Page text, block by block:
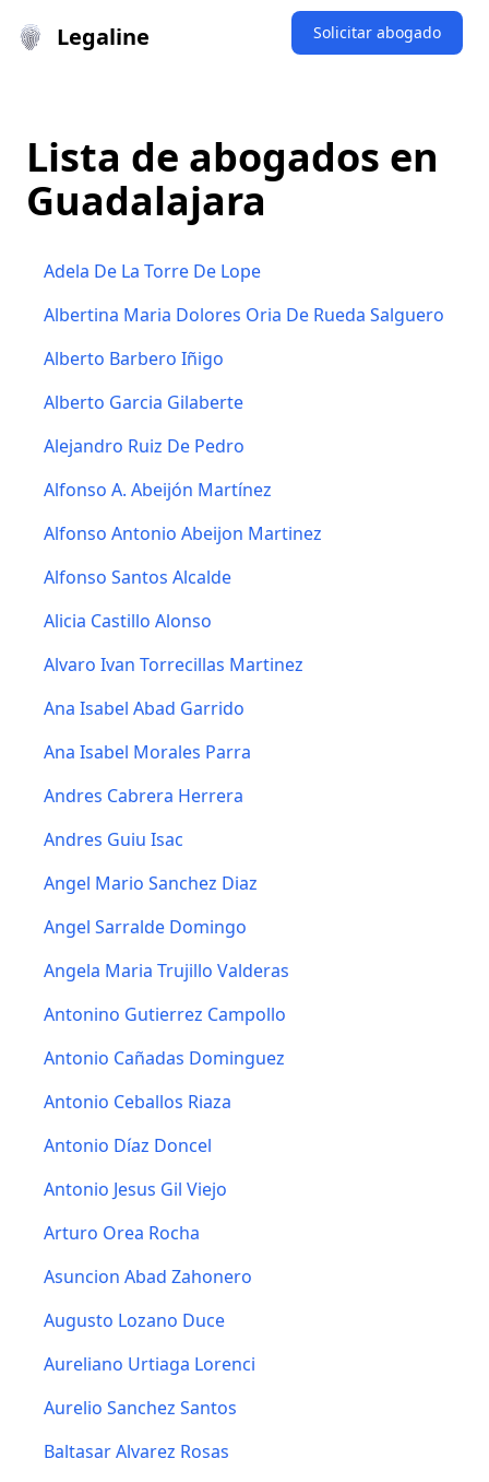
Legaline Solicitar abogado
Lista de abogados en
Guadalajara
Adela De La Torre De Lope
Albertina Maria Dolores Oria De Rueda Salguero
Alberto Barbero Iñigo
Alberto Garcia Gilaberte
Alejandro Ruiz De Pedro
Alfonso A. Abeijón Martínez
Alfonso Antonio Abeijon Martinez
Alfonso Santos Alcalde
Alicia Castillo Alonso
Alvaro Ivan Torrecillas Martinez
Ana Isabel Abad Garrido
Ana Isabel Morales Parra
Andres Cabrera Herrera
Andres Guiu Isac
Angel Mario Sanchez Diaz
Angel Sarralde Domingo
Angela Maria Trujillo Valderas
Antonino Gutierrez Campollo
Antonio Cañadas Dominguez
Antonio Ceballos Riaza
Antonio Díaz Doncel
Antonio Jesus Gil Viejo
Arturo Orea Rocha
Asuncion Abad Zahonero
Augusto Lozano Duce
Aureliano Urtiaga Lorenci
Aurelio Sanchez Santos
Baltasar Alvarez Rosas